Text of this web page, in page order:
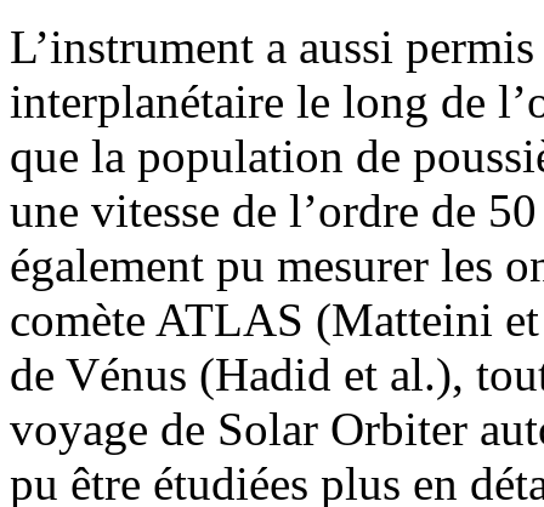
L’instrument a aussi
interplanétaire le long de
que la population de
une vitesse de l’ordre de
également pu mesurer les
comète ATLAS (Matteini
de Vénus (Hadid et al.),
voyage de Solar Orbiter
pu être étudiées plus en